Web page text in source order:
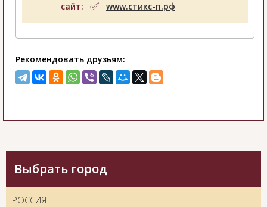
сайт: www.стикс-п.рф
Рекомендовать друзьям:
Выбрать город
РОССИЯ